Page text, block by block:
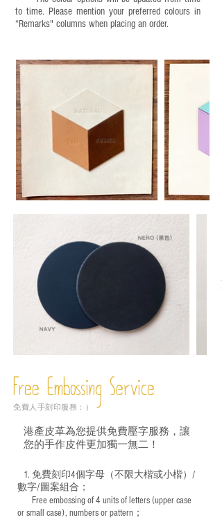
to time. Please mention your preferred colours in
“Remarks" columns when placing an order.
Free Embossing Service
免費人手刻印服務：）
港產皮革為您提供免費壓字服務，讓
您的手作皮件更加獨一無二！
1. 免費刻印4個字母（不限大楷或小楷）/
數字/圖案組合；
Free embossing of 4 units of letters (upper case
or small case), numbers or pattern；